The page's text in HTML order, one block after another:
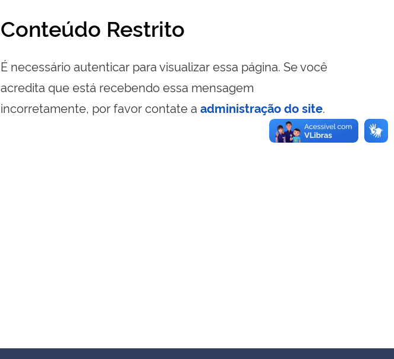
Conteúdo Restrito
É necessário autenticar para visualizar essa página. Se você
acredita que está recebendo essa mensagem
incorretamente, por favor contate a administração do site.